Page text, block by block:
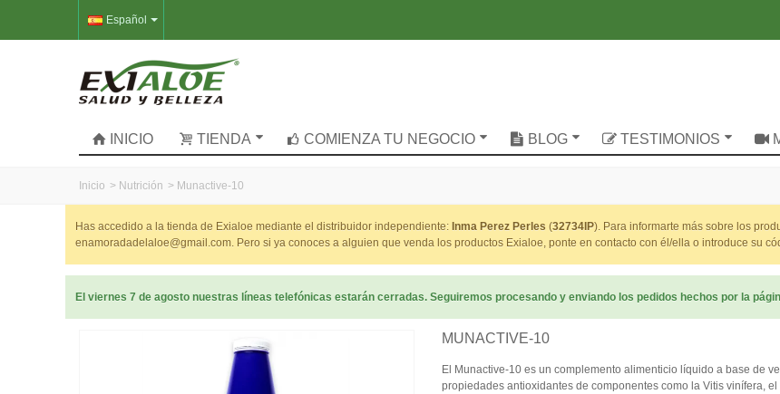
Español
INICIO TIENDA COMIENZA TU NEGOCIO BLOG TESTIMONIOS
Inicio > Nutrición > Munactive-10
Has accedido a la tienda de Exialoe mediante el distribuidor independiente: Inma Perez Perles (32734IP). Para informarte más sobre los
enamoradadelaloe@gmail.com. Pero si ya conoces a alguien que venda los productos Exialoe, ponte en contacto con él/ella o introduce su
El viernes 7 de agosto nuestras líneas telefónicas estarán cerradas. Seguiremos procesando y enviando los pedidos hechos por la
MUNACTIVE-10
El Munactive-10 es un complemento alimenticio líquido a base de
propiedades antioxidantes de componentes como la Vitis vinífera,